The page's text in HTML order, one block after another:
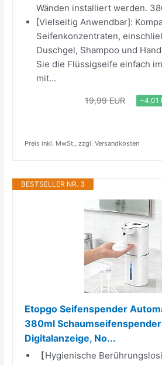
Wänden installiert werden.
[Vielseitig Anwendbar]:
Seifenkonzentraten,
Duschgel, Shampoo und
Sie die Flüssigseife einfach
mit...
19,99 EUR −4,01
Preis inkl. MwSt., zzgl. Versandkosten
BESTSELLER NR. 3
Etopgo Seifenspender
380ml
Digitalanzeige, No...
【Hygienische